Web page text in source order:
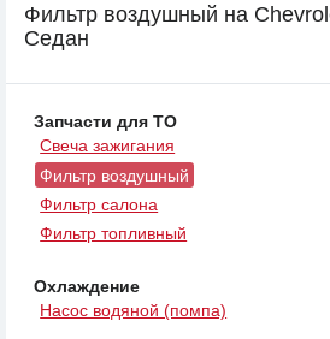
Фильтр воздушный на
Седан
Запчасти для ТО
Свеча зажигания
Фильтр воздушный
Фильтр салона
Фильтр топливный
Охлаждение
Насос водяной (помпа)